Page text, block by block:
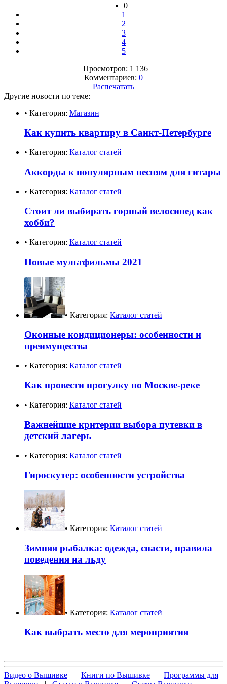
0
1
2
3
4
5
Просмотров: 1 136
Комментариев: 0
Распечатать
Другие новости по теме:
• Категория: Магазин
Как купить квартиру в Санкт-Петербурге
• Категория: Каталог статей
Аккорды к популярным песням для гитары
• Категория: Каталог статей
Стоит ли выбирать горный велосипед как
хобби?
• Категория: Каталог статей
Новые мультфильмы 2021
• Категория: Каталог статей
Оконные кондиционеры: особенности и
преимущества
• Категория: Каталог статей
Как провести прогулку по Москве-реке
• Категория: Каталог статей
Важнейшие критерии выбора путевки в
детский лагерь
• Категория: Каталог статей
Гироскутер: особенности устройства
• Категория: Каталог статей
Зимняя рыбалка: одежда, снасти, правила
поведения на льду
• Категория: Каталог статей
Как выбрать место для мероприятия
Видео о Вышивке | Книги по Вышивке | Программы для